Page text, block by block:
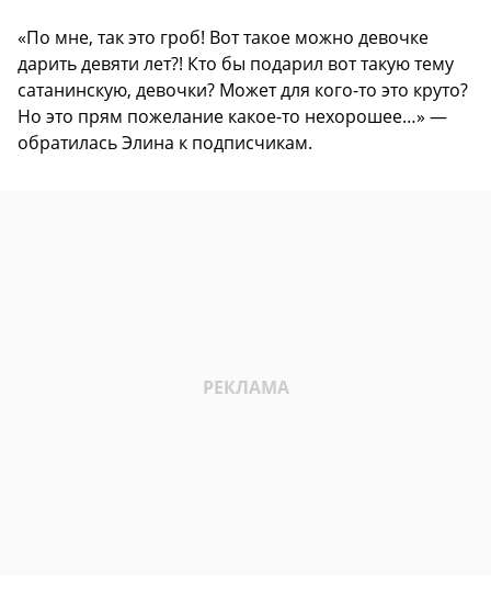
«По мне, так это гроб! Вот такое можно девочке
дарить девяти лет?! Кто бы подарил вот такую тему
сатанинскую, девочки? Может для кого-то это круто?
Но это прям пожелание какое-то нехорошее…» —
обратилась Элина к подписчикам.